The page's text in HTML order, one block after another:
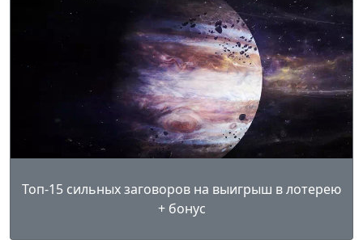
Топ-15 сильных заговоров на выигрыш в лотерею
+ бонус